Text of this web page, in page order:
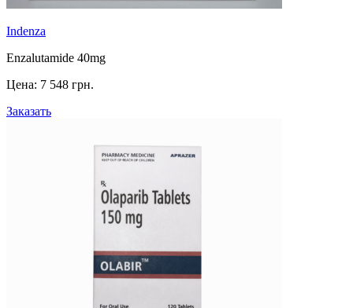
Indenza
Enzalutamide 40mg
Цена: 7 548 грн.
Заказать